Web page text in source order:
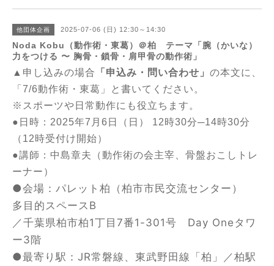
他団体企画 2025-07-06 (日) 12:30～14:30
Noda Kobu（動作術・東葛）＠柏 テーマ「腕（かいな）
力をつける 〜 胸骨・鎖骨・肩甲骨の動作術」
▲申し込みの場合 「申込み・問い合わせ」 の本文に、
「7/6動作術・東葛」と書いてください。
※スポーツや日常動作にも役立ちます。
●日時：2025年7月6日（日） 12時30分─14時30分
（12時受付け開始）
●講師：中島章夫（動作術の会主宰、骨盤おこしトレ
ーナー）
●会場：パレット柏（柏市市民交流センター）
多目的スペースB
／千葉県柏市柏1丁目7番1-301号 Day Oneタワ
ー3階
●最寄り駅：JR常磐線、東武野田線「柏」／柏駅